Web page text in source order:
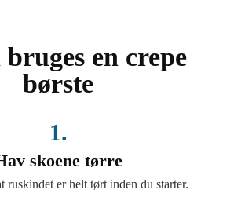
bruges en crepe
børste
1.
skoene tørre
ruskindet er helt tørt inden du starter.